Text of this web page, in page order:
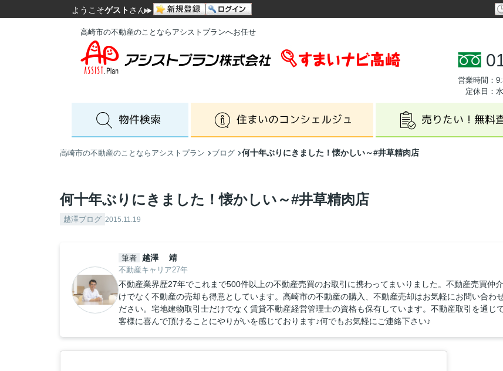
ようこそゲスト さん
高崎市の不動産のことならアシストプランへお任せ
営業時間：
定休日：
高崎市の不動産のことならアシストプラン ブログ 何十年ぶりにきました！懐かしい～#井草精肉店
何十年ぶりにきました！懐かしい～#井草精肉店
越澤ブログ 2015.11.19
筆者 越澤 靖
不動産キャリア27年
不動産業界歴27年でこれまで500件以上の不動産売買のお取引に携わってまいりました。不動産売買仲
けでなく不動産の売却も得意としています。高崎市の不動産の購入、不動産売却はお気軽にお問い合わ
ださい。宅地建物取引士だけでなく賃貸不動産経営管理士の資格も保有しています。不動産取引を通じ
客様に喜んで頂けることにやりがいを感じております♪何でもお気軽にご連絡下さい♪